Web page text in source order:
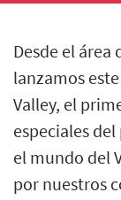
Desde el
lanzamos
Valley, el
especiales
el mundo del
por nuestros